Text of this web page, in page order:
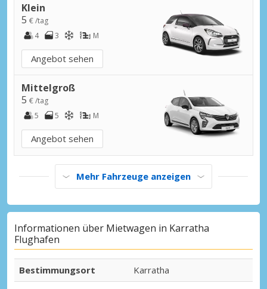
Klein
5 € /tag
4
3 M
Angebot sehen
Mittelgroß
5 € /tag
5
5 M
Angebot sehen
Mehr Fahrzeuge anzeigen
Informationen über Mietwagen in Karratha
Flughafen
Bestimmungsort
Karratha